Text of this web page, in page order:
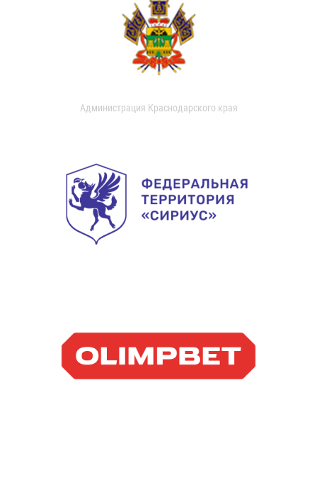
Администрация Краснодарского края